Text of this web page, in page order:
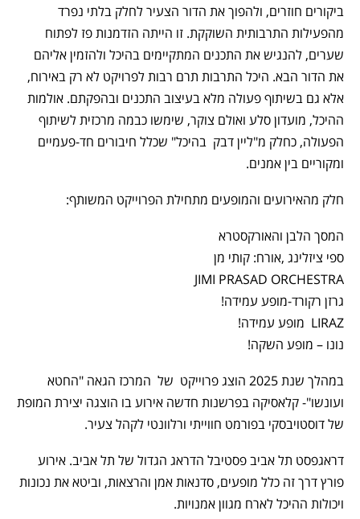
ביקורים חוזרים, ולהפוך את הדור הצעיר לחלק בלתי נפרד
מהפעילות התרבותית השוקקת. זו הייתה הזדמנות פז לפתוח
שערים, להנגיש את התכנים המתקיימים בהיכל ולהזמין אליהם
את הדור הבא. היכל התרבות תרם רבות לפרויקט לא רק באירוח,
אלא גם בשיתוף פעולה מלא בעיצוב התכנים ובהפקתם. אולמות
ההיכל, מועדון סלע ואולם צוקר, שימשו כבמה מרכזית לשיתוף
הפעולה, כחלק מ"ליין דבק בהיכל" שכלל חיבורים חד-פעמיים
ומקוריים בין אמנים.
חלק מהאירועים והמופעים מתחילת הפרוייקט המשותף:
המסך הלבן והאורקסטרא
ספי ציזלינג ,אורח: קותי מן
JIMI PRASAD ORCHESTRA
גרזן רקורד-מופע עמידה!
LIRAZ מופע עמידה!
נונו – מופע השקה!
במהלך שנת 2025 הוצג פרוייקט של המרכז הגאה "החטא
ועונשו"- קלאסיקה בפרשנות חדשה אירוע בו הוצגה יצירת המופת
של דוסטויבסקי בפורמט חווייתי ורלוונטי לקהל צעיר.
דראגפסט תל אביב פסטיבל הדראג הגדול של תל אביב. אירוע
פורץ דרך זה כלל מופעים, סדנאות אמן והרצאות, וביטא את נכונות
ויכולות ההיכל לארח מגוון אמנויות.